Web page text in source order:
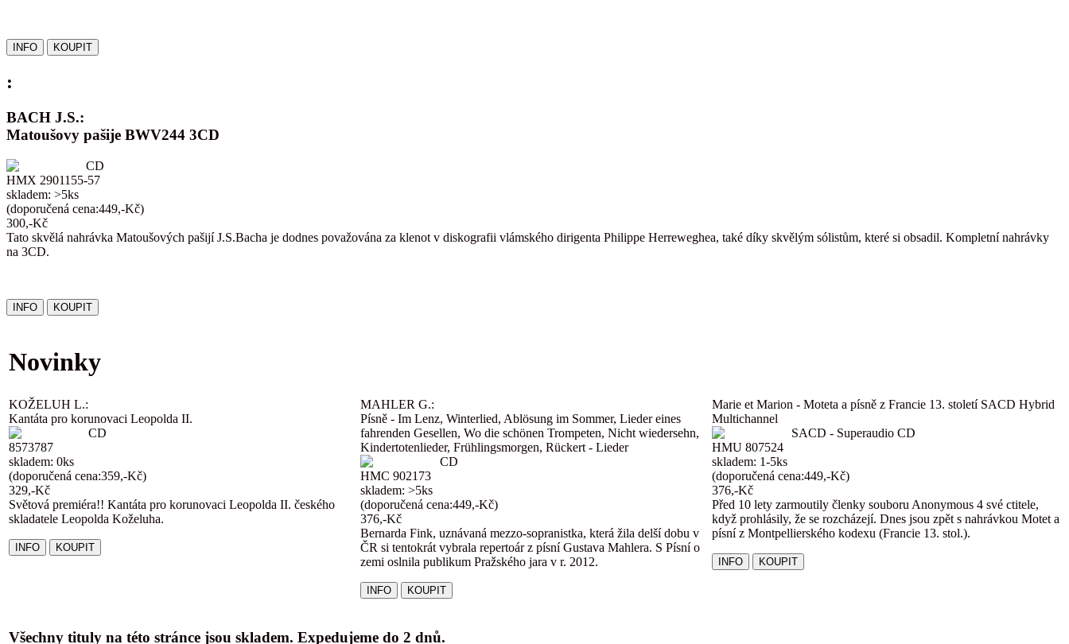
:
BACH J.S.:
Matoušovy pašije BWV244 3CD
CD
HMX 2901155-57
skladem: >5ks
(doporučená cena:449,-Kč)
300,-Kč
Tato skvělá nahrávka Matoušových pašijí J.S.Bacha je dodnes považována za klenot v diskografii vlámského dirigenta Philippe Herreweghea, také díky skvělým sólistům, které si obsadil. Kompletní nahrávky
na 3CD.
Novinky
KOŽELUH L.:
Kantáta pro korunovaci Leopolda II.
CD
8573787
skladem: 0ks
(doporučená cena:359,-Kč)
329,-Kč
Světová premiéra!! Kantáta pro korunovaci Leopolda II. českého
skladatele Leopolda Koželuha.
MAHLER G.:
Písně - Im Lenz, Winterlied, Ablösung im Sommer, Lieder eines
fahrenden Gesellen, Wo die schönen Trompeten, Nicht wiedersehn,
Kindertotenlieder, Frühlingsmorgen, Rückert - Lieder
CD
HMC 902173
skladem: >5ks
(doporučená cena:449,-Kč)
376,-Kč
Bernarda Fink, uznávaná mezzo-sopranistka, která žila delší dobu v
ČR si tentokrát vybrala repertoár z písní Gustava Mahlera. S Písní o
zemi oslnila publikum Pražského jara v r. 2012.
Marie et Marion - Moteta a písně z Francie 13. století SACD Hybrid
Multichannel
SACD - Superaudio CD
HMU 807524
skladem: 1-5ks
(doporučená cena:449,-Kč)
376,-Kč
Před 10 lety zarmoutily členky souboru Anonymous 4 své ctitele,
když prohlásily, že se rozcházejí. Dnes jsou zpět s nahrávkou Motet a
písní z Montpellierského kodexu (Francie 13. stol.).
Všechny tituly na této stránce jsou skladem. Expedujeme do 2 dnů.